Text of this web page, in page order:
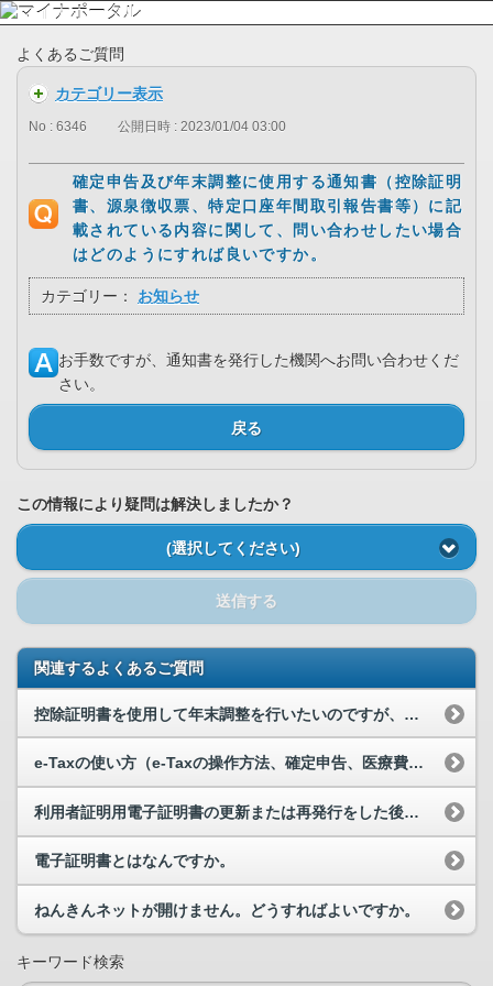
よくあるご質問
カテゴリー表示
No : 6346 公開日時 : 2023/01/04 03:00
確定申告及び年末調整に使用する通知書（控除証明
書、源泉徴収票、特定口座年間取引報告書等）に記
載されている内容に関して、問い合わせしたい場合
はどのようにすれば良いですか。
カテゴリー： お知らせ
お手数ですが、通知書を発行した機関へお問い合わせくだ
さい。
戻る
この情報により疑問は解決しましたか？
(選択してください)
送信する
関連するよくあるご質問
控除証明書を使用して年末調整を行いたいのですが、どのようにすれば良いですか。
e-Taxの使い方（e-Taxの操作方法、確定申告、医療費控除の手続き等）について教えてください。
利用者証明用電子証明書の更新または再発行をした後に、マイナポータルへログインしようとすると「本...
電子証明書とはなんですか。
ねんきんネットが開けません。どうすればよいですか。
キーワード検索